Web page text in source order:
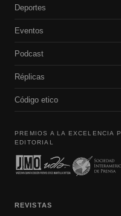
Deportes
Eventos
Podcast
Réplicas
Código etico
PREMIOS A LA EXCELENCIA
EDITORIAL
REVISTAS